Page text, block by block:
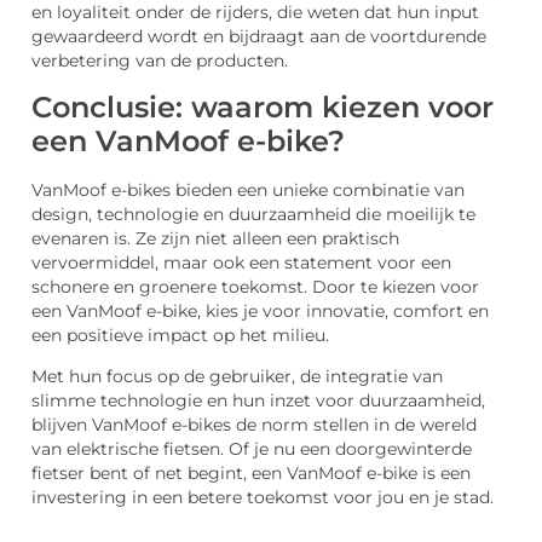
en loyaliteit onder de rijders, die weten dat hun input
gewaardeerd wordt en bijdraagt aan de voortdurende
verbetering van de producten.
Conclusie: waarom kiezen voor
een VanMoof e-bike?
VanMoof e-bikes bieden een unieke combinatie van
design, technologie en duurzaamheid die moeilijk te
evenaren is. Ze zijn niet alleen een praktisch
vervoermiddel, maar ook een statement voor een
schonere en groenere toekomst. Door te kiezen voor
een VanMoof e-bike, kies je voor innovatie, comfort en
een positieve impact op het milieu.
Met hun focus op de gebruiker, de integratie van
slimme technologie en hun inzet voor duurzaamheid,
blijven VanMoof e-bikes de norm stellen in de wereld
van elektrische fietsen. Of je nu een doorgewinterde
fietser bent of net begint, een VanMoof e-bike is een
investering in een betere toekomst voor jou en je stad.